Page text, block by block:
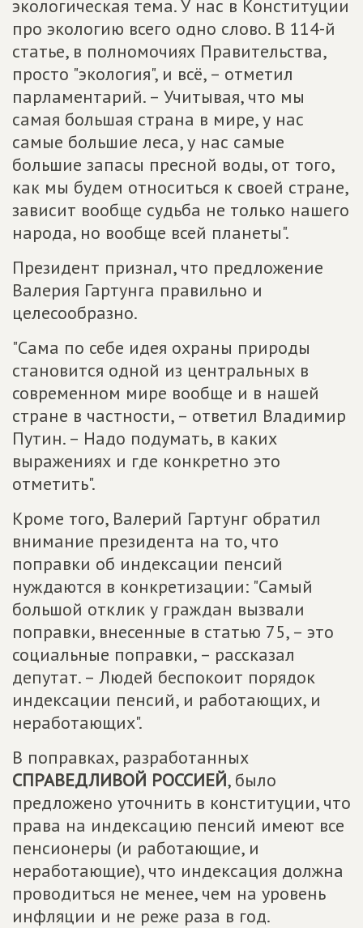
экологическая тема. У нас в Конституции
про экологию всего одно слово. В 114-й
статье, в полномочиях Правительства,
просто "экология", и всё, – отметил
парламентарий. – Учитывая, что мы
самая большая страна в мире, у нас
самые большие леса, у нас самые
большие запасы пресной воды, от того,
как мы будем относиться к своей стране,
зависит вообще судьба не только нашего
народа, но вообще всей планеты".
Президент признал, что предложение
Валерия Гартунга правильно и
целесообразно.
"Сама по себе идея охраны природы
становится одной из центральных в
современном мире вообще и в нашей
стране в частности, – ответил Владимир
Путин. – Надо подумать, в каких
выражениях и где конкретно это
отметить".
Кроме того, Валерий Гартунг обратил
внимание президента на то, что
поправки об индексации пенсий
нуждаются в конкретизации: "Самый
большой отклик у граждан вызвали
поправки, внесенные в статью 75, – это
социальные поправки, – рассказал
депутат. – Людей беспокоит порядок
индексации пенсий, и работающих, и
неработающих".
В поправках, разработанных
СПРАВЕДЛИВОЙ РОССИЕЙ, было
предложено уточнить в конституции, что
права на индексацию пенсий имеют все
пенсионеры (и работающие, и
неработающие), что индексация должна
проводиться не менее, чем на уровень
инфляции и не реже раза в год.